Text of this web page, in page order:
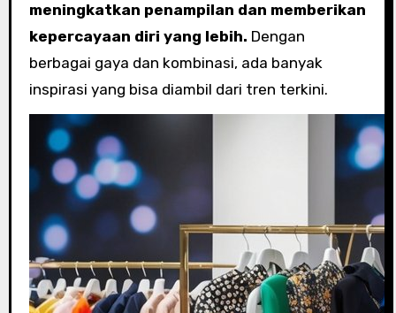
meningkatkan penampilan dan memberikan
kepercayaan diri yang lebih. Dengan
berbagai gaya dan kombinasi, ada banyak
inspirasi yang bisa diambil dari tren terkini.